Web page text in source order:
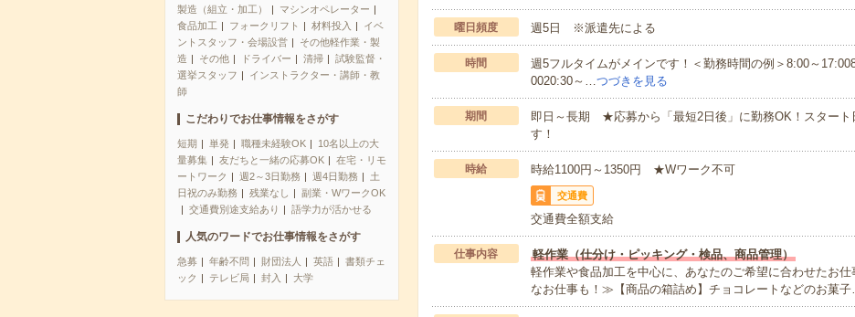
製造（組立・加工）
マシンオペレーター
食品加工
フォークリフト 材料投入
イベ
ントスタッフ・会場設営
その他軽作業・製
造
その他 ドライバー 清掃
試験監督・
選挙スタッフ
インストラクター・講師・教
師
こだわりでお仕事情報をさがす
短期 単発 職種未経験OK
10名以上の大
量募集
友だちと一緒の応募OK
在宅・リモ
ートワーク
週2～3日勤務 週4日勤務
土
日祝のみ勤務
残業なし
副業・WワークOK
交通費別途支給あり
語学力が活かせる
人気のワードでお仕事情報をさがす
急募 年齢不問 財団法人 英語
書類チェ
ック
テレビ局 封入 大学
曜日頻度 週5日 ※派遣先による
時間
週5フルタイムがメインです！＜勤務時間の例＞8:00～
0020:30～…つづきを見る
期間
即日～長期 ★応募から「最短2日後」に勤務OK！スター
す！
時給 時給1100円～1350円 ★Wワーク不可
交通費
交通費全額支給
仕事内容
軽作業（仕分け・ピッキング・検品、商品管理）
軽作業や食品加工を中心に、あなたのご希望に合わせたお
なお仕事も！≫【商品の箱詰め】チョコレートなどのお菓